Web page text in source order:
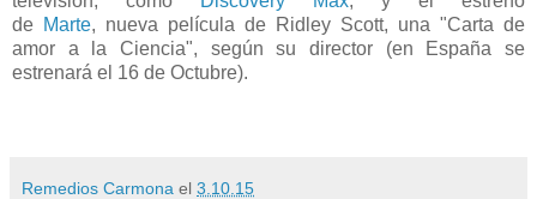
de Marte, nueva película de Ridley Scott, una "Carta de
amor a la Ciencia", según su director (en España se
estrenará el 16 de Octubre).
Remedios Carmona el 3.10.15